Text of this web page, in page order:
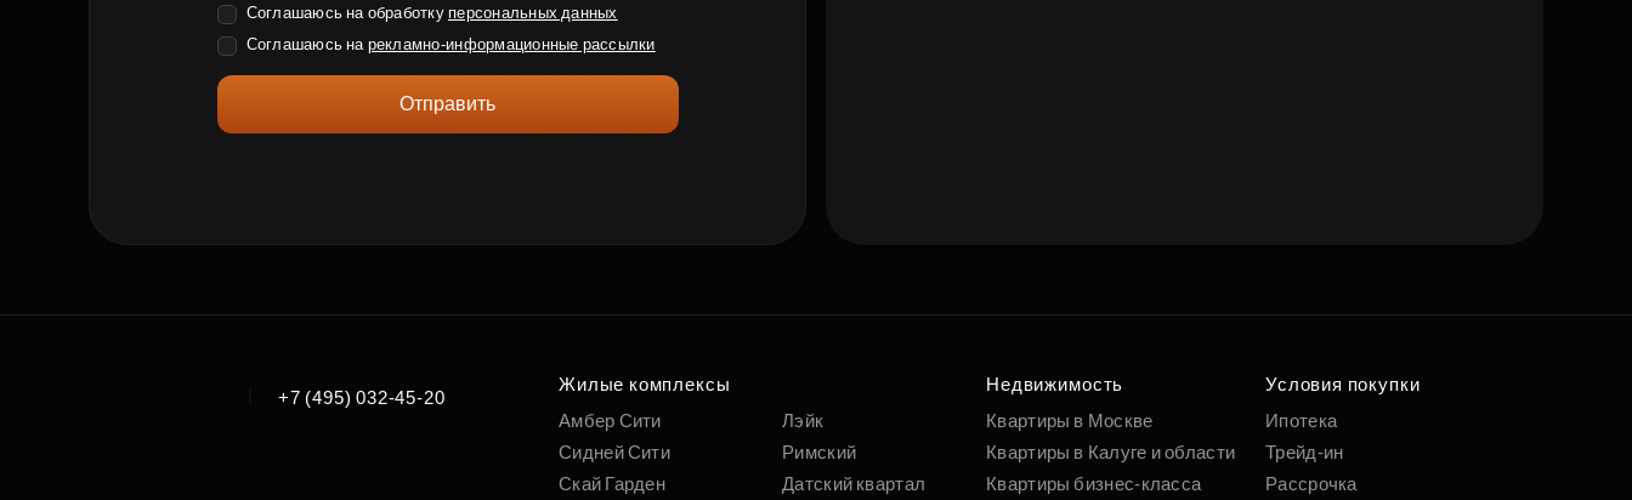
Соглашаюсь на обработку персональных данных
Соглашаюсь на рекламно-информационные рассылки
Отправить
+7 (495) 032-45-20
Жилые комплексы
Амбер Сити
Сидней Сити
Скай Гарден
Лэйк
Римский
Датский квартал
Недвижимость
Квартиры в Москве
Квартиры в Калуге и области
Квартиры бизнес-класса
Условия покупки
Ипотека
Трейд-ин
Рассрочка